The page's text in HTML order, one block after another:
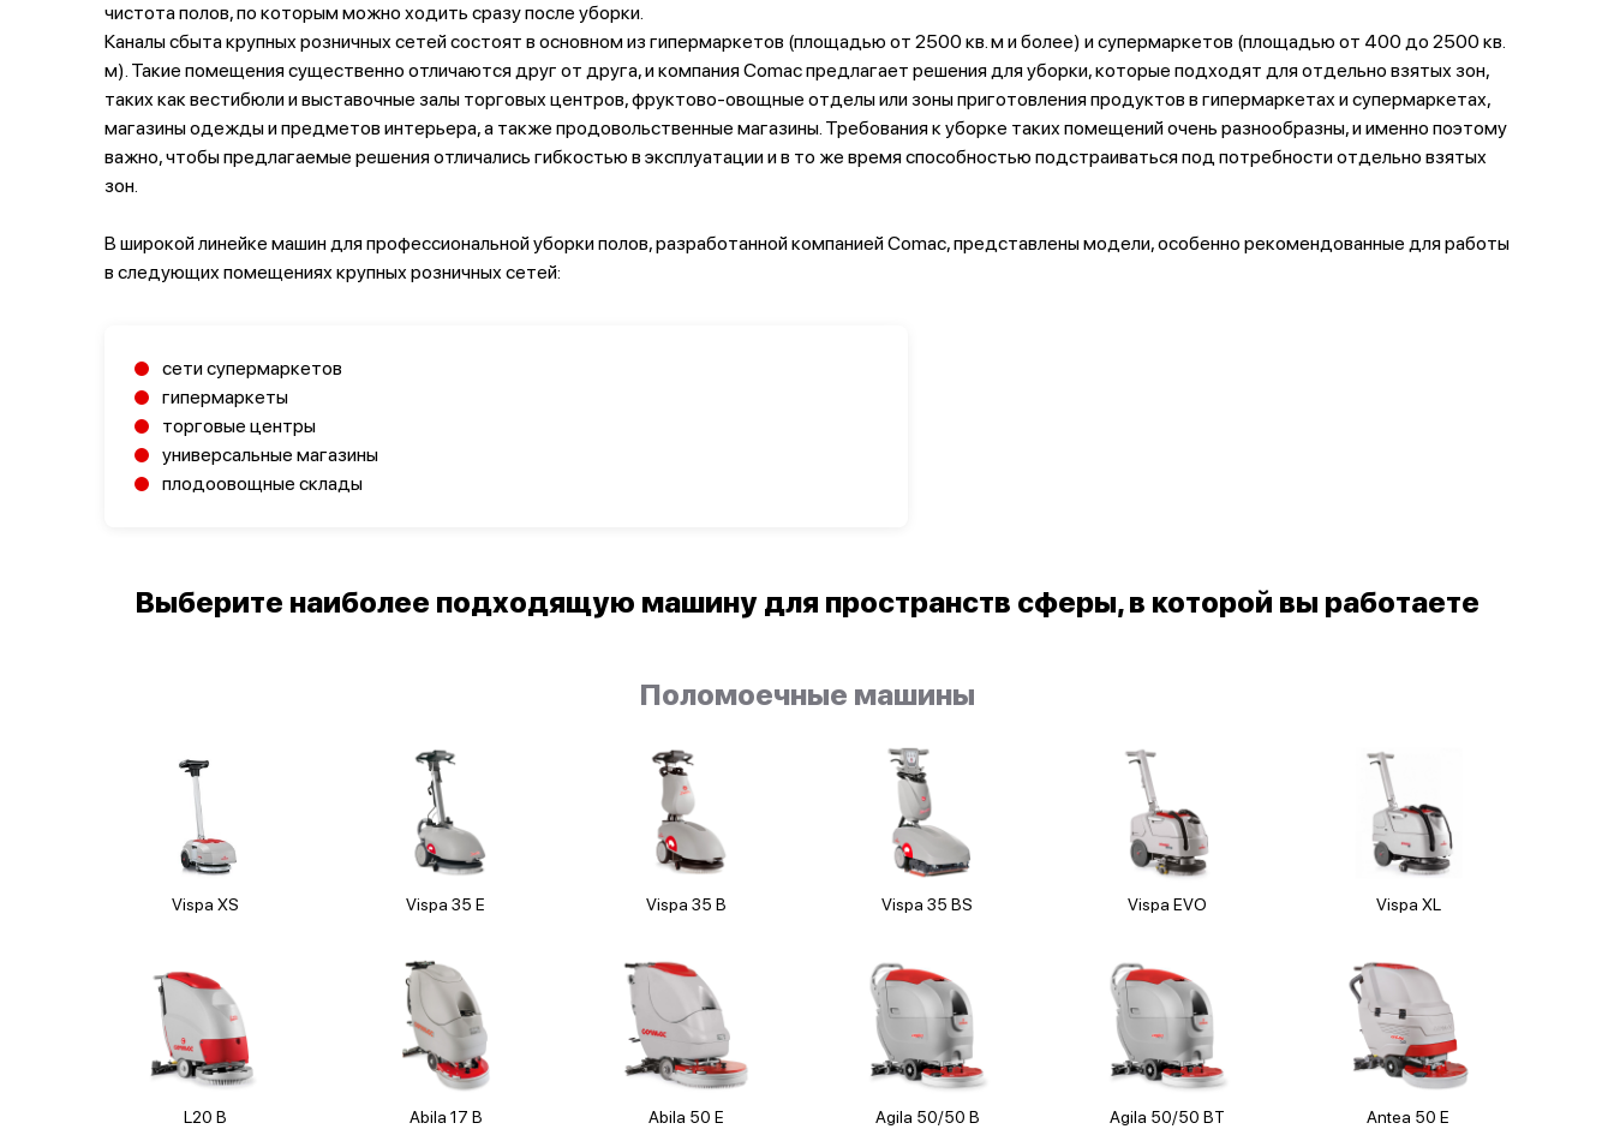
чистота полов, по которым можно ходить сразу после уборки.
Каналы сбыта крупных розничных сетей состоят в основном из гипермаркетов (площадью от 2500 кв. м и более) и супермаркетов (площадью от 400 до 2500 кв.
м). Такие помещения существенно отличаются друг от друга, и компания Comac предлагает решения для уборки, которые подходят для отдельно взятых зон,
таких как вестибюли и выставочные залы торговых центров, фруктово-овощные отделы или зоны приготовления продуктов в гипермаркетах и супермаркетах,
магазины одежды и предметов интерьера, а также продовольственные магазины. Требования к уборке таких помещений очень разнообразны, и именно поэтому
важно, чтобы предлагаемые решения отличались гибкостью в эксплуатации и в то же время способностью подстраиваться под потребности отдельно взятых
зон.
В широкой линейке машин для профессиональной уборки полов, разработанной компанией Comac, представлены модели, особенно рекомендованные для работы
в следующих помещениях крупных розничных сетей:
сети супермаркетов
гипермаркеты
торговые центры
универсальные магазины
плодоовощные склады
Выберите наиболее подходящую машину для пространств сферы, в которой вы работаете
Поломоечные машины
Vispa XS Vispa 35 E Vispa 35 B Vispa 35 BS Vispa EVO Vispa XL
L20 B Abila 17 B Abila 50 E Agila 50/50 B Agila 50/50 BT Antea 50 E